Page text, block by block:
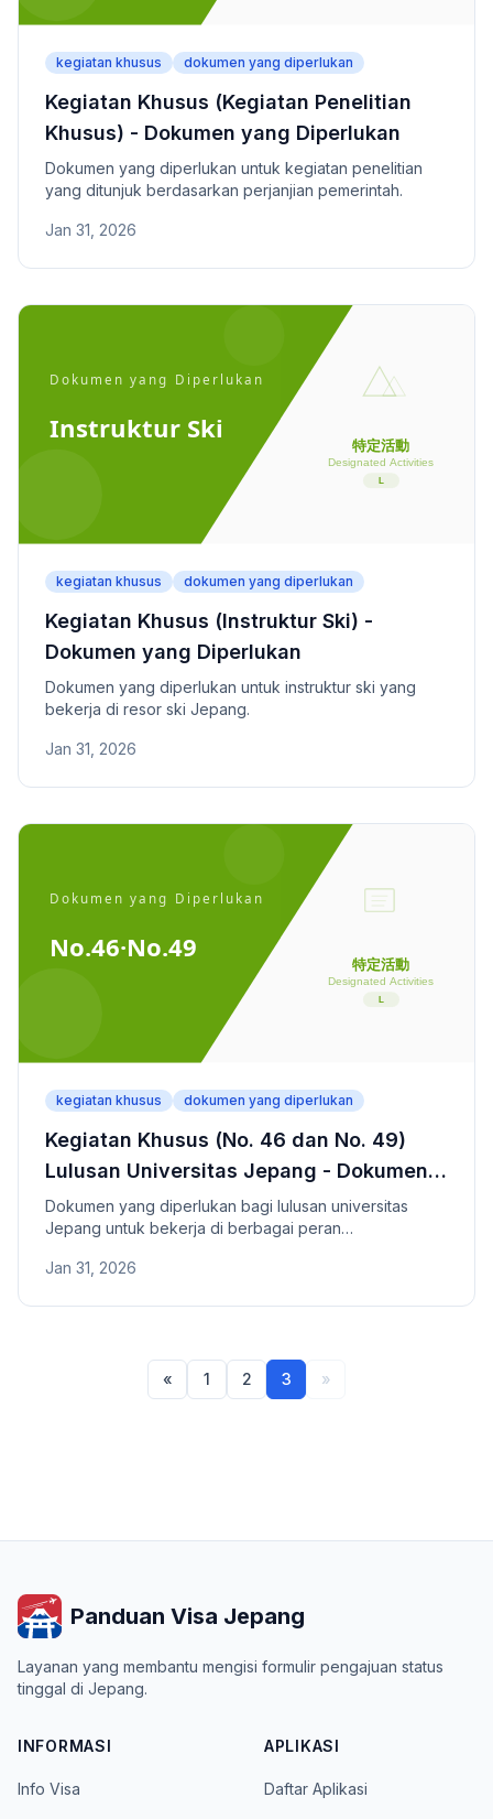
kegiatan khusus dokumen yang diperlukan
Kegiatan Khusus (Kegiatan Penelitian
Khusus) - Dokumen yang Diperlukan
Dokumen yang diperlukan untuk kegiatan penelitian
yang ditunjuk berdasarkan perjanjian pemerintah.
Jan 31, 2026
kegiatan khusus dokumen yang diperlukan
Kegiatan Khusus (Instruktur Ski) -
Dokumen yang Diperlukan
Dokumen yang diperlukan untuk instruktur ski yang
bekerja di resor ski Jepang.
Jan 31, 2026
kegiatan khusus dokumen yang diperlukan
Kegiatan Khusus (No. 46 dan No. 49)
Lulusan Universitas Jepang - Dokumen
yang Diperlukan
Dokumen yang diperlukan bagi lulusan universitas
Jepang untuk bekerja di berbagai peran
46/49). Diperlukan JLPT N1.
Jan 31, 2026
« 1 2 3 »
Panduan Visa Jepang
Layanan yang membantu mengisi formulir pengajuan status
tinggal di Jepang.
INFORMASI
Info Visa
APLIKASI
Daftar Aplikasi